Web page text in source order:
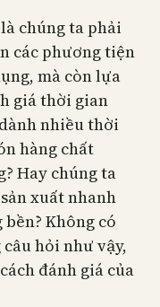
chúng ta phải
các phương tiện
mà còn lựa
giá thời gian
nhiều thời
hàng chất
Hay chúng ta
xuất nhanh
Không có
hỏi như vậy,
đánh giá của